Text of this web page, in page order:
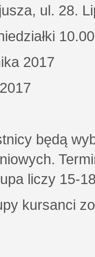
ul. 28.
2017
będą
liczy 15-
kursanci